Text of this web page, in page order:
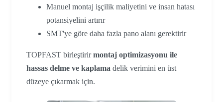
Manuel montaj işçilik maliyetini ve insan hatası
potansiyelini artırır
SMT'ye göre daha fazla pano alanı gerektirir
TOPFAST birleştirirmontaj optimizasyonu ile
hassas delme ve kaplama delik verimini en üst
düzeye çıkarmak için.